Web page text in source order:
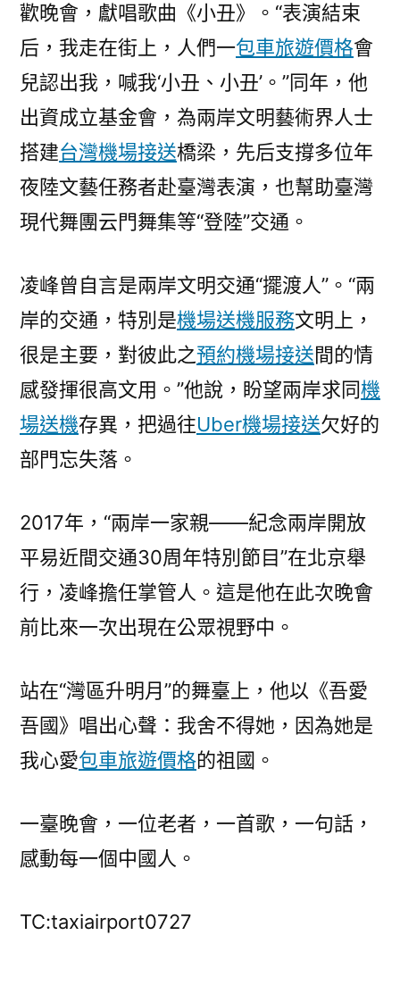
歡晚會，獻唱歌曲《小丑》。“表演結束
后，我走在街上，人們一包車旅遊價格會
兒認出我，喊我‘小丑、小丑’。”同年，他
出資成立基金會，為兩岸文明藝術界人士
搭建台灣機場接送橋梁，先后支撐多位年
夜陸文藝任務者赴臺灣表演，也幫助臺灣
現代舞團云門舞集等“登陸”交通。
凌峰曾自言是兩岸文明交通“擺渡人”。“兩
岸的交通，特別是機場送機服務文明上，
很是主要，對彼此之預約機場接送間的情
感發揮很高文用。”他說，盼望兩岸求同機
場送機存異，把過往Uber機場接送欠好的
部門忘失落。
2017年，“兩岸一家親——紀念兩岸開放
平易近間交通30周年特別節目”在北京舉
行，凌峰擔任掌管人。這是他在此次晚會
前比來一次出現在公眾視野中。
站在“灣區升明月”的舞臺上，他以《吾愛
吾國》唱出心聲：我舍不得她，因為她是
我心愛包車旅遊價格的祖國。
一臺晚會，一位老者，一首歌，一句話，
感動每一個中國人。
TC:taxiairport0727